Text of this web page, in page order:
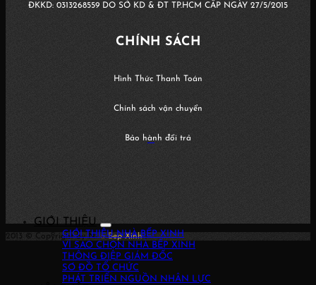
ĐKKD: 0313268559 DO SỞ KD & ĐT TP.HCM CẤP NGÀY 27/5/2015
CHÍNH SÁCH
Hình Thức Thanh Toán
Chính sách vận chuyển
Bảo hành đổi trả
2013 © Copyright byNha Bep Xinh!
GIỚI THIỆU
GIỚI THIỆU NHÀ BẾP XINH
VÌ SAO CHỌN NHÀ BẾP XINH
THÔNG ĐIỆP GIÁM ĐỐC
SƠ ĐỒ TỔ CHỨC
PHÁT TRIỂN NGUỒN NHÂN LỰC